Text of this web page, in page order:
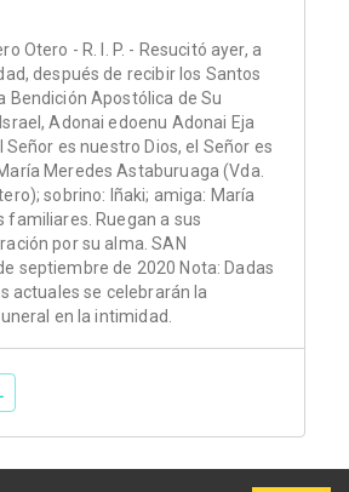
Otero - R. I. P. - Resucitó ayer, a
después de recibir los Santos
Bendición Apostólica de Su
Adonai edoenu Adonai Eja
Señor es nuestro Dios, el Señor es
Meredes Astaburuaga (Vda.
sobrino: Iñaki; amiga: María
familiares. Ruegan a sus
por su alma. SAN
septiembre de 2020 Nota: Dadas
actuales se celebrarán la
en la intimidad.